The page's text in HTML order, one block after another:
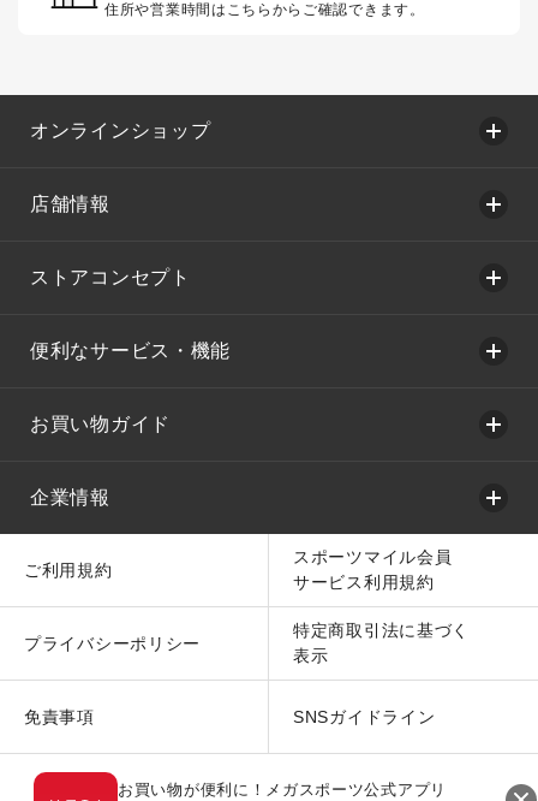
住所や営業時間はこちらからご確認できます。
オンラインショップ
店舗情報
ストアコンセプト
便利なサービス・機能
お買い物ガイド
企業情報
ご利用規約
スポーツマイル会員
サービス利用規約
プライバシーポリシー
特定商取引法に基づく
表示
免責事項 SNSガイドライン
お買い物が便利に！メガスポーツ公式アプリ